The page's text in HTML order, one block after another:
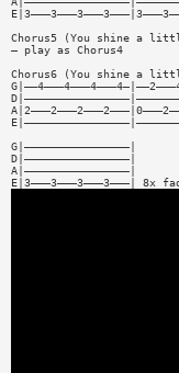
Chorus5 (You shine a
– play as Chorus4
Chorus6 (You shine a
G|————————————————|
D|————————————————|
A|————————————————|
E|3———3———3———3———| 8x